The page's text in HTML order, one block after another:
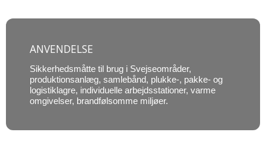
ANVENDELSE
Sikkerhedsmåtte til brug i Svejseområder,
produktionsanlæg, samlebånd, plukke-, pakke- og
logistiklagre, individuelle arbejdsstationer, varme
omgivelser, brandfølsomme miljøer.